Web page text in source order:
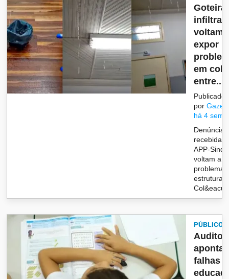
voltam
expor
em
entre...
Publicado
por
há 4
Denúncias
recebidas
APP-
voltam a
problemas
PÚBLICO
aponta
falhas